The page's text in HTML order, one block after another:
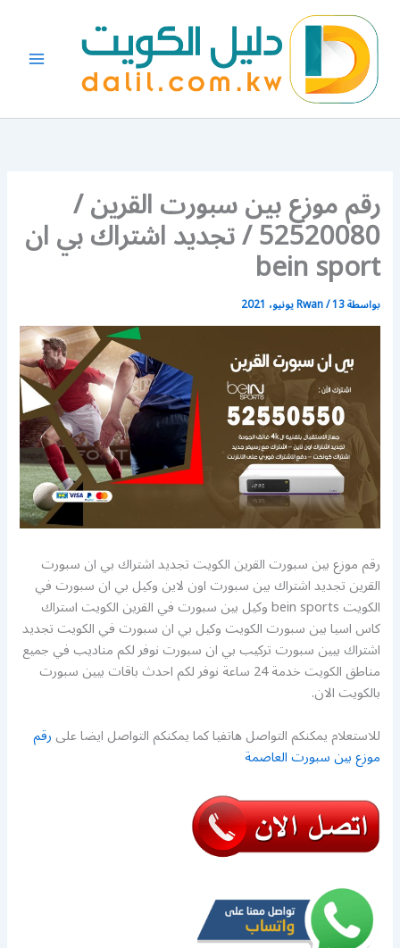
المحتوى
رقم موزع بين سبورت القرين /
52520080 / تجديد اشتراك بي ان
bein sport
بواسطة Rwan/13 يونيو، 2021
رقم موزع بين سبورت القرين الكويت تجديد اشتراك بي ان سبورت
القرين تجديد اشتراك بين سبورت اون لاين وكيل بي ان سبورت في
الكويت bein sports وكيل بين سبورت في القرين الكويت استراك
كاس اسيا بين سبورت الكويت وكيل بي ان سبورت في الكويت تجديد
اشتراك بيين سبورت تركيب بي ان سبورت نوفر لكم مناديب في جميع
مناطق الكويت خدمة 24 ساعة نوفر لكم احدث باقات بيين سبورت
بالكويت الان.
للاستعلام يمكنكم التواصل هاتفيا كما يمكنكم التواصل ايضا علىرقم
موزع بين سبورت العاصمة